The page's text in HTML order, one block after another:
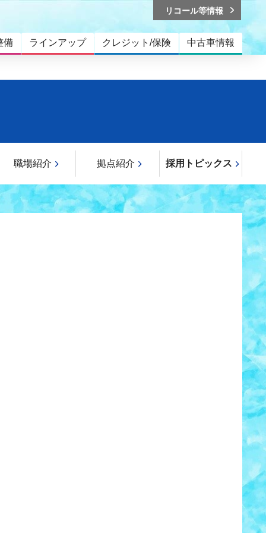
備 ラインアップ クレジット/保険 中古車情報
リコール等情報
職場紹介 拠点紹介 採用トピックス